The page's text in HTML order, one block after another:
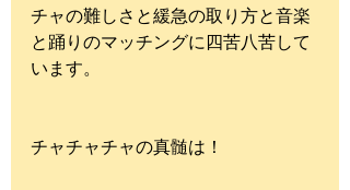
チャの難しさと緩急の取り方と音楽
と踊りのマッチングに四苦八苦して
います。
チャチャチャの真髄は！